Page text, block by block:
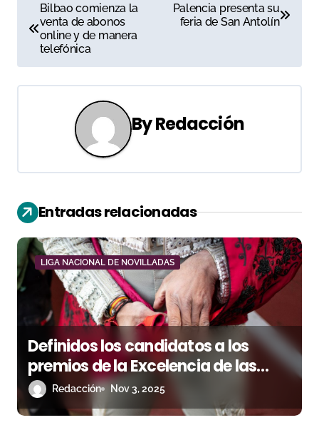
a
v
e
c
i
ó
n
d
e
e
n
t
Bilbao comienza la
venta de abonos
online y de manera
telefónica
Palencia presenta su
feria de San Antolín
ByRedacción
Entradas relacionadas
LIGA NACIONAL DE NOVILLADAS
Definidos los candidatos a los
premios de la Excelencia de las
Cuadrillas de la Liga Nacional de
Novilladas 2025
Redacción Nov 3, 2025